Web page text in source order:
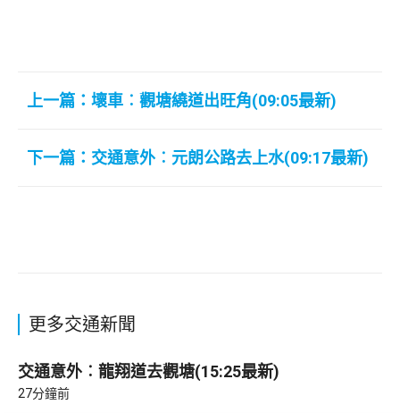
上一篇：壞車︰觀塘繞道出旺角(09:05最新)
下一篇：交通意外︰元朗公路去上水(09:17最新)
更多交通新聞
交通意外︰龍翔道去觀塘(15:25最新)
27分鐘前